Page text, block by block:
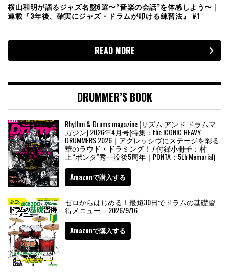
横山和明が語るジャズ名盤6選〜“音楽の会話”を体感しよう〜｜
連載『3年後、確実にジャズ・ドラムが叩ける練習法』 #1
READ MORE
DRUMMER’S BOOK
Rhythm & Drums magazine (リズム アンド ドラムマ
ガジン) 2026年4月号(特集：the ICONIC HEAVY
DRUMMERS 2026｜アグレッシヴにステージを彩る
華のラウド・ドラミング！ / 付録小冊子：村
上“ポンタ”秀一没後5周年｜PONTA：5th Memorial)
Amazonで購入する
ゼロからはじめる！最短30日でドラムの基礎習
得メニュー – 2026/9/16
Amazonで購入する